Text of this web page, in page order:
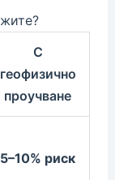
С
геофизично
проучване
5–10% риск